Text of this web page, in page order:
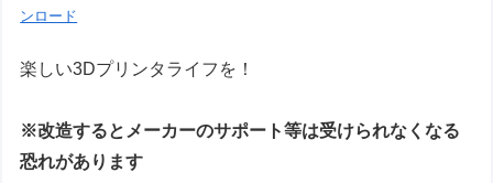
ンロード
楽しい3Dプリンタライフを！
※改造するとメーカーのサポート等は受けられなくなる
恐れがあります